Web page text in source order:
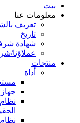
بيت
معلومات عنا
تعريف
تاريخ
شهادة
عملاؤنا/
منتجات
أداة
جهاز